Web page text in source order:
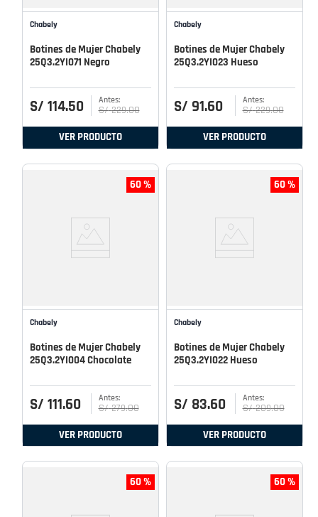
Chabely
Botines de Mujer Chabely
25Q3.2YI071 Negro
S/ 114.50 S/ 229.00
VER PRODUCTO
Chabely
Botines de Mujer Chabely
25Q3.2YI023 Hueso
S/ 91.60 S/ 229.00
VER PRODUCTO
60 %
Chabely
Botines de Mujer Chabely
25Q3.2YI004 Chocolate
S/ 111.60 S/ 279.00
VER PRODUCTO
60 %
Chabely
Botines de Mujer Chabely
25Q3.2YI022 Hueso
S/ 83.60 S/ 209.00
VER PRODUCTO
60 % 60 %